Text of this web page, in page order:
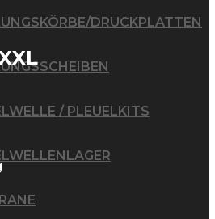
DRUCKPLATTEN
/ PLEUELKITS